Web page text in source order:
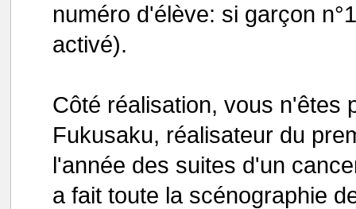
numéro d'élève: si garçon
activé).
Côté réalisation, vous n'êtes
Fukusaku, réalisateur du
l'année des suites d'un
a fait toute la scénographie